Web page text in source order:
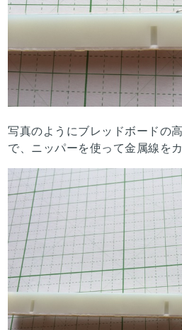
写真のようにブレッドボードの
で、ニッパーを使って金属線を